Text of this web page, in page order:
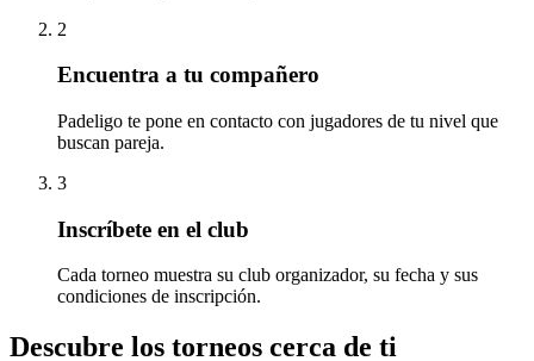
2
Encuentra a tu compañero
Padeligo te pone en contacto con jugadores de tu nivel que
buscan pareja.
3
Inscríbete en el club
Cada torneo muestra su club organizador, su fecha y sus
condiciones de inscripción.
Descubre los torneos cerca de ti